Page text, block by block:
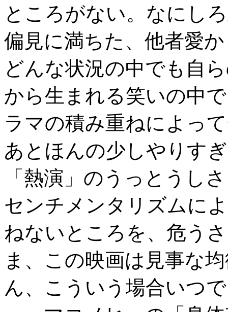
ところがない。なにし
偏見に満ちた、他者愛
どんな状況の中でも自
から生まれる笑いの中
ラマの積み重ねによっ
あとほんの少しやりす
「熱演」のうっとうし
センチメンタリズムに
ねないところを、危う
ま、この映画は見事な
ん、こういう場合いつ